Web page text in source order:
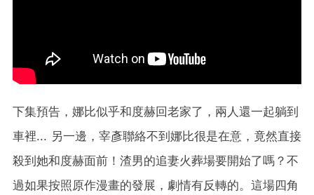
下集預告，娜比似乎和度赫回老家了，兩人還一起躺到
車裡... 另一邊，宰彥聯絡不到娜比很是在意，竟然直接
殺到她和度赫面前！渣男的追妻火葬場要開始了嗎？不
過如果按照原作漫畫的發展，劇情有反轉的。這場四角